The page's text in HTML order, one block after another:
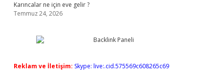
Karıncalar ne için eve gelir ?
Temmuz 24, 2026
Reklam ve İletişim: Skype: live:.cid.575569c608265c69